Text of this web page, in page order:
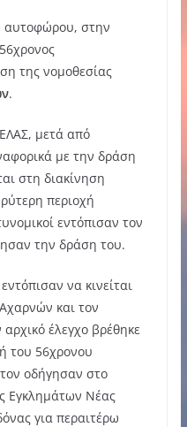
αυτοφώρου, στην
της νομοθεσίας
.
μετά από
με την δράση
στη διακίνηση
περιοχή
εντόπισαν τον
την δράση του.
να κινείται
και τον
έλεγχο βρέθηκε
του 56χρονου
οδήγησαν στο
Εγκλημάτων Νέας
για περαιτέρω